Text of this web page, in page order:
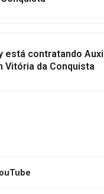
está contratando
Vitória da Conquista